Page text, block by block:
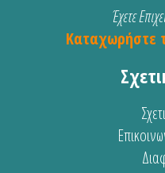
Έχετε
Καταχωρήστε